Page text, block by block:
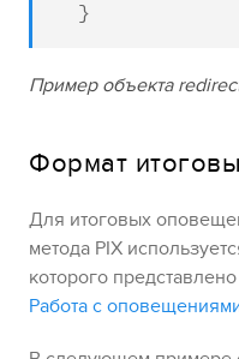
Пример объекта
  }
Формат
Для итоговых
метода PIX
которого представлено
Работа с